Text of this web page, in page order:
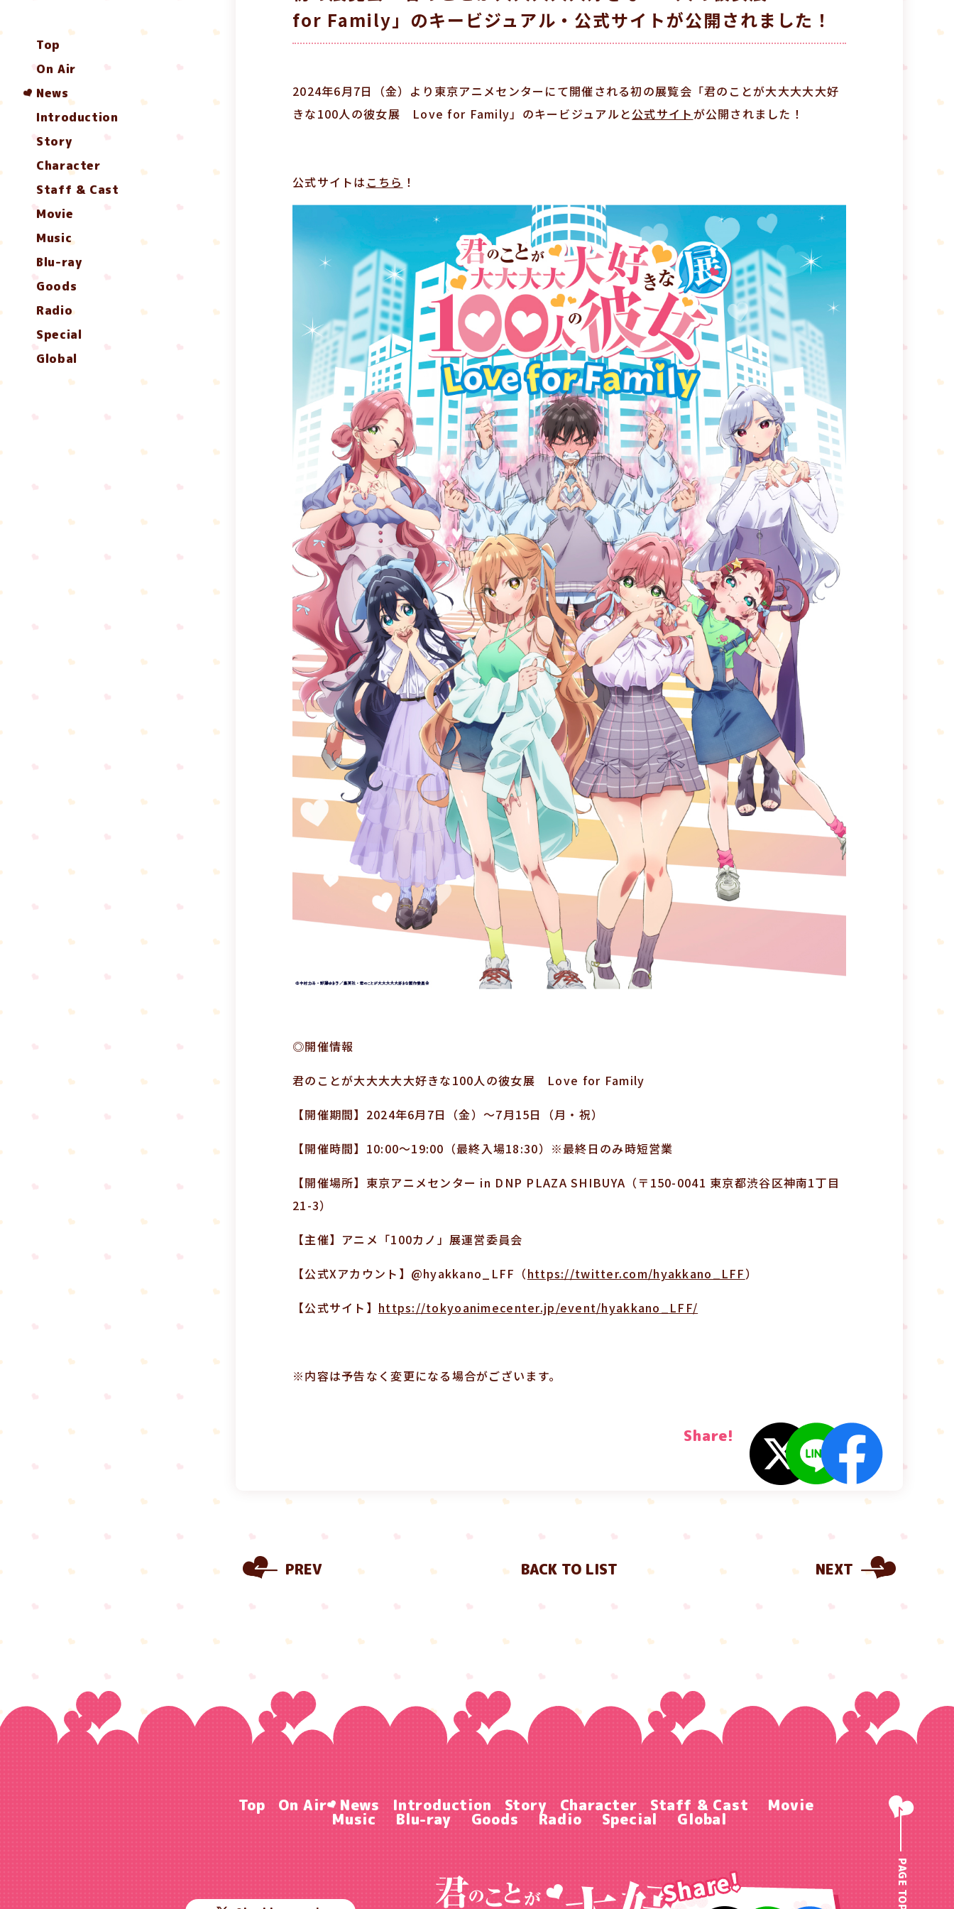
Top
On Air
News
Introduction
Story
Character
Staff & Cast
Movie
Music
Blu-ray
Goods
Radio
Special
Global
for Family」のキービジュアル・公式サイトが公開されました！
2024年6月7日（金）より東京アニメセンターにて開催される初の展覧会「君のことが大大大大大好
きな100人の彼女展 Love for Family」のキービジュアルと公式サイトが公開されました！
公式サイトは こちら ！
◎開催情報
君のことが大大大大大好きな100人の彼女展 Love for Family
【開催期間】2024年6月7日（金）～7月15日（月・祝）
【開催時間】10:00～19:00（最終入場18:30）※最終日のみ時短営業
【開催場所】東京アニメセンター in DNP PLAZA SHIBUYA（〒150-0041 東京都渋谷区神南1丁目
21-3）
【主催】アニメ「100カノ」展運営委員会
【公式Xアカウント】@hyakkano_LFF（https://twitter.com/hyakkano_LFF）
【公式サイト】 https://tokyoanimecenter.jp/event/hyakkano_LFF/
※内容は予告なく変更になる場合がございます。
Share!
PREV BACK TO LIST NEXT
Top On Air News Introduction Story Character Staff & Cast Movie
Music Blu-ray Goods Radio Special Global
PAGE TOP